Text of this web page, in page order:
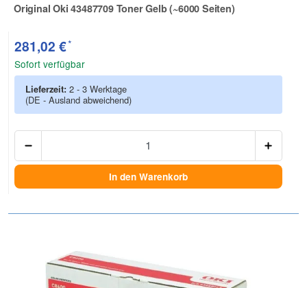
Original Oki 43487709 Toner Gelb (~6000 Seiten)
Zur Artikelbewertung
281,02 €*
Sofort verfügbar
Lieferzeit: 2 - 3 Werktage
(DE - Ausland abweichend)
In den Warenkorb